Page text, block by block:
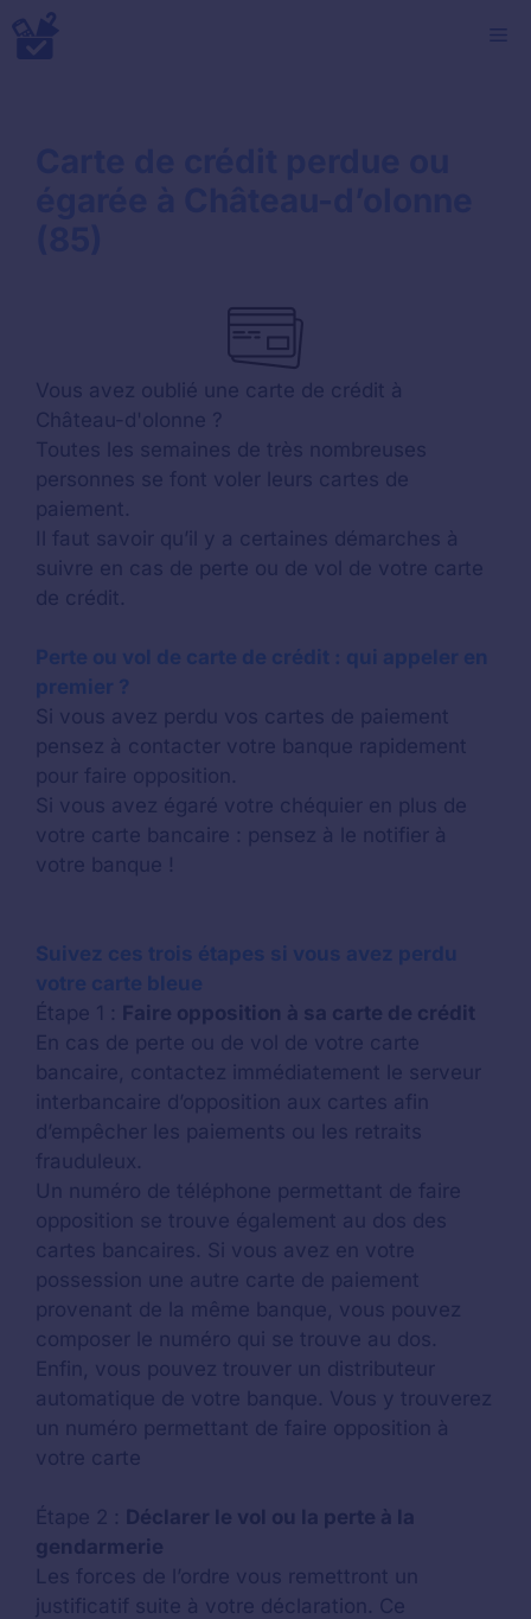
Aller
au
Vous avez oublié une carte de crédit à
Château-d'olonne ?
Toutes les semaines de très nombreuses
personnes se font voler leurs cartes de
paiement.
Il faut savoir qu’il y a certaines démarches à
suivre en cas de perte ou de vol de votre carte
de crédit.
Perte ou vol de carte de crédit : qui appeler en
premier ?
Si vous avez perdu vos cartes de paiement
pensez à contacter votre banque rapidement
pour faire opposition.
Si vous avez égaré votre chéquier en plus de
votre carte bancaire : pensez à le notifier à
votre banque !
Suivez ces trois étapes si vous avez perdu
votre carte bleue
Étape 1 : Faire opposition à sa carte de crédit
En cas de perte ou de vol de votre carte
bancaire, contactez immédiatement le serveur
interbancaire d’opposition aux cartes afin
d’empêcher les paiements ou les retraits
frauduleux.
Un numéro de téléphone permettant de faire
opposition se trouve également au dos des
cartes bancaires. Si vous avez en votre
possession une autre carte de paiement
provenant de la même banque, vous pouvez
composer le numéro qui se trouve au dos.
Enfin, vous pouvez trouver un distributeur
automatique de votre banque. Vous y trouverez
un numéro permettant de faire opposition à
votre carte
Étape 2 : Déclarer le vol ou la perte à la
gendarmerie
Les forces de l’ordre vous remettront un
justificatif suite à votre déclaration. Ce